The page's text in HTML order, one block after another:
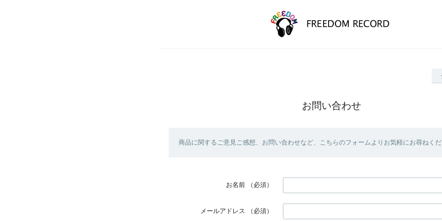
お問い合わせ
商品に関するご意見ご感想、お問い合わせなど、こちらのフォームよりお気軽にお尋ねくだ
お名前 （必須）
メールアドレス （必須）